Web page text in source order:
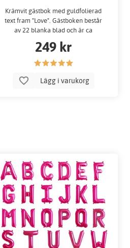
Krämvit gästbok med guldfolierad
text fram "Love". Gästboken består
av 22 blanka blad och är ca
24x18,5 cm.
249 kr
Lägg i varukorg